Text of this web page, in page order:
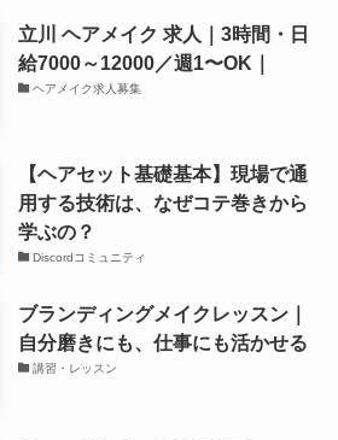
立川 ヘアメイク 求人｜3時間・日
給7000～12000／週1〜OK｜
ヘアメイク求人募集
【ヘアセット基礎基本】現場で通
用する技術は、なぜコテ巻きから
学ぶの？
Discordコミュニティ
ブランディングメイクレッスン｜
自分磨きにも、仕事にも活かせる
講習・レッスン